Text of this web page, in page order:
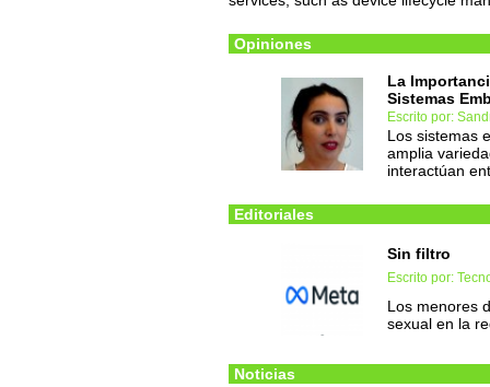
Opiniones
La
Sistemas
Escrito por:
Los sistemas
amplia
interactúan
Editoriales
Sin filtro
Escrito por:
Los menores
sexual en la
Noticias